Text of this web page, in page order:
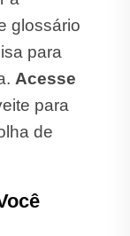
glossário
para
Acesse
para
de